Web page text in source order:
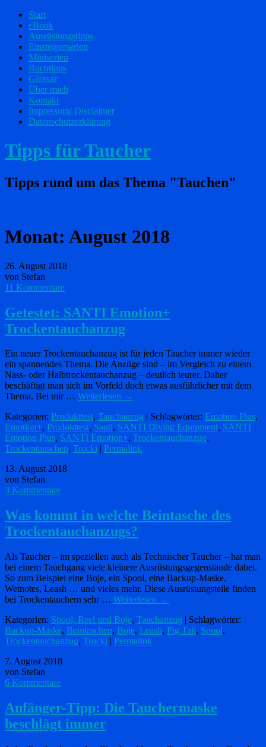
Start
eBook
Ausrüstungstipps
Einsteigerserien
Miniserien
Buchtipps
Glossar
Über mich
Kontakt
Impressum/ Disclaimer
Datenschutzerklärung
Tipps für Taucher
Tipps rund um das Thema "Tauchen"
Monat: August 2018
26. August 2018
von Stefan
11 Kommentare
Getestet: SANTI Emotion+
Trockentauchanzug
Ein neuer Trockentauchanzug ist für jeden Taucher immer wieder
ein spannendes Thema. Die Anzüge sind – im Vergleich zu einem
Nass- oder Halbtrockentauchanzug – deutlich teurer. Daher
beschäftigt man sich im Vorfeld doch etwas ausführlicher mit dem
Thema. Bei mir … Weiterlesen →
Kategorien: Produkttest, Tauchanzug | Schlagwörter: Emotion Plus,
Emotion+, Produkttest, Santi, SANTI Diving Equipment, SANTI
Emotion Plus, SANTI Emotion+, Trockentauchanzug,
Trockentauschen, Trocki
Permalink
13. August 2018
von Stefan
3 Kommentare
Was kommt in welche Beintasche des
Trockentauchanzugs?
Als Taucher – im speziellen auch als Technischer Taucher – hat man
bei einem Tauchgang viele kleinere Ausrüstungsgegenstände dabei.
So zum Beispiel eine Boje, ein Spool, eine Backup-Maske,
Wetnotes, Leash … und vieles mehr. Diese Ausrüstungsteile finden
bei Trockentauchern sehr … Weiterlesen →
Kategorien: Spool, Reel und Boje, Tauchanzug | Schlagwörter:
Backup-Maske, Beintaschen, Boje, Leash, Pig Tail, Spool,
Trockentauchanzug, Trocki | Permalink
7. August 2018
von Stefan
6 Kommentare
Anfänger-Tipp: Die Tauchermaske
beschlägt immer